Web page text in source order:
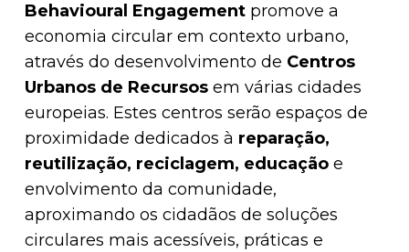
Behavioural Engagementpromove a
economia circular em contexto urbano,
através do desenvolvimento de Centros
Urbanos de Recursosem várias cidades
europeias. Estes centros serão espaços de
proximidade dedicados à reparação,
reutilização, reciclagem, educaçãoe
envolvimento da comunidade,
aproximando os cidadãos de soluções
circulares mais acessíveis, práticas e